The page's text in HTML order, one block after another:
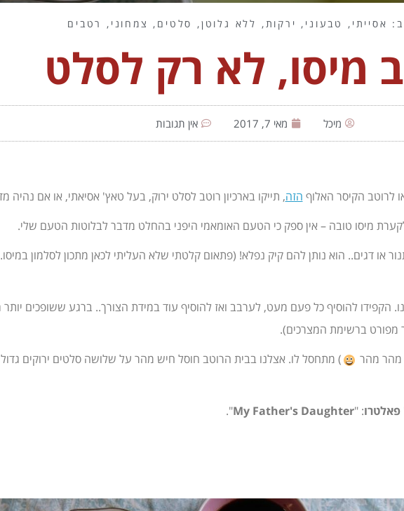
אסייתי , טבעוני , ירקות , ללא גלוטן, סלטים , צמחוני , רטבים
מיסו, לא רק לסלט
מיכל מאי 7, 2017 אין תגובות
לרוטב הקיסר האלוף הזה, תייקו בארכיון רוטב לסלט ירוק, בעל טאץ' אסיאתי, או אם נהיה
מיסו טובה – אין ספק כי הטעם האומאמי היפני בהחלט מדבר לבלוטות הטעם שלי.
דגים.. הוא נותן להם קיק נפלא! (פתאום קלטתי שלא העליתי לכאן מתכון לסלמון
הקפידו להוסיף כל פעם מעט, לערבב ואז להוסיף עוד במידת הצורך.. ברגע ששופכים יותר
מפורט ברשימת המצרכים).
מהר מהר
) מתחסל לו. אצלנו בבית הרוטב חוסל חיש מהר על שלושה סלטים ירוקים
פאלטרו: "
My Father's Daughter
".